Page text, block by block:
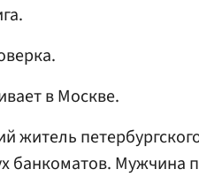
в Москве.
житель
банкоматов. Мужчина